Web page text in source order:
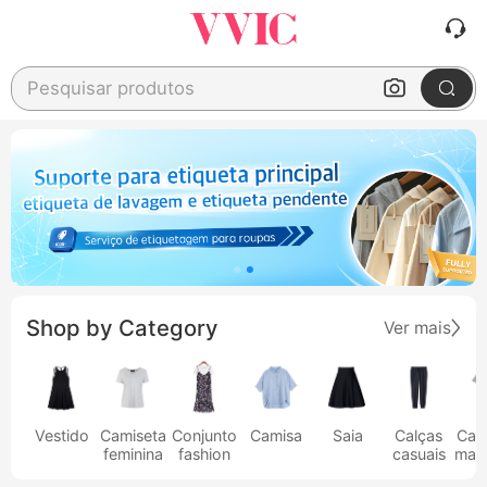
Pesquisar produtos
Shop by Category Ver mais
Vestido
Camiseta
feminina
Conjunto
fashion
Camisa Saia
Calças
casuais